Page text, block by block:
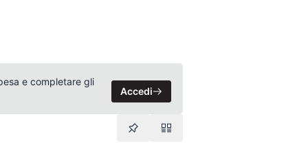
e completare gli
Accedi